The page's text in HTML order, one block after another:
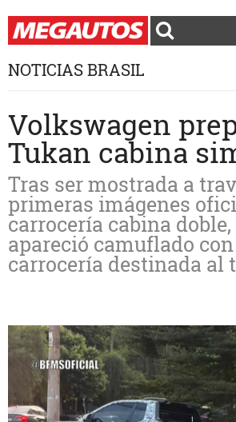
NOTICIAS BRASIL
Volkswagen
Tukan cabina
Tras ser mostrada a
primeras imágenes
carrocería cabina
apareció camuflado
carrocería destinada al